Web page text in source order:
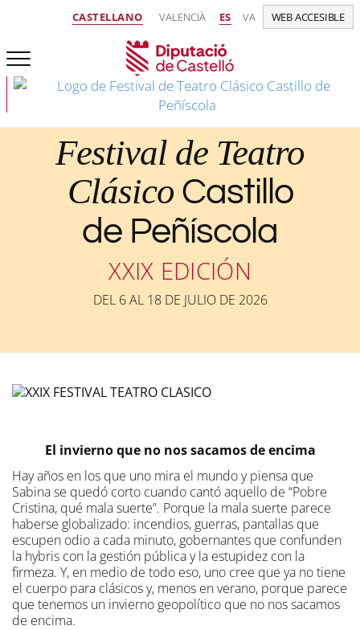
CASTELLANO VALENCIÀ ES VA WEB ACCESIBLE
Festival de Teatro
ClásicoCastillo
de Peñíscola
XXIX EDICIÓN
DEL 6 AL 18 DE JULIO DE 2026
El invierno que no nos sacamos de encima
Hay años en los que uno mira el mundo y piensa que
Sabina se quedó corto cuando cantó aquello de “Pobre
Cristina, qué mala suerte”. Porque la mala suerte parece
haberse globalizado: incendios, guerras, pantallas que
escupen odio a cada minuto, gobernantes que confunden
la hybris con la gestión pública y la estupidez con la
firmeza. Y, en medio de todo eso, uno cree que ya no tiene
el cuerpo para clásicos y, menos en verano, porque parece
que tenemos un invierno geopolítico que no nos sacamos
de encima.